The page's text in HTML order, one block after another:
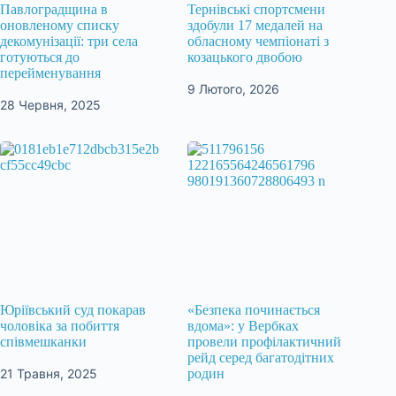
Павлоградщина в
оновленому списку
декомунізації: три села
готуються до
перейменування
28 Червня, 2025
Тернівські спортсмени
здобули 17 медалей на
обласному чемпіонаті з
козацького двобою
9 Лютого, 2026
Юріївський суд покарав
чоловіка за побиття
співмешканки
21 Травня, 2025
«Безпека починається
вдома»: у Вербках
провели профілактичний
рейд серед багатодітних
родин